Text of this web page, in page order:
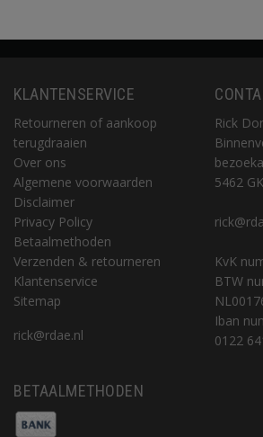
KLANTENSERVICE
Retourneren of aankoop
terugdraaien
Over ons
Algemene voorwaarden
Disclaimer
Privacy Policy
Betaalmethoden
Verzenden & retourneren
Klantenservice
Sitemap
rick@rdae.nl
Rick
5462
KvK
BTW
Iban
0122
BETAALMETHODEN